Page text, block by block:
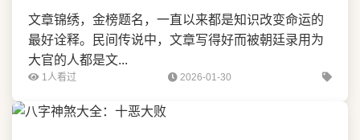
文章锦绣，金榜题名，一直以来都是知识改变命运的
最好诠释。民间传说中，文章写得好而被朝廷录用为
大官的人都是文...
1人看过 2026-01-30